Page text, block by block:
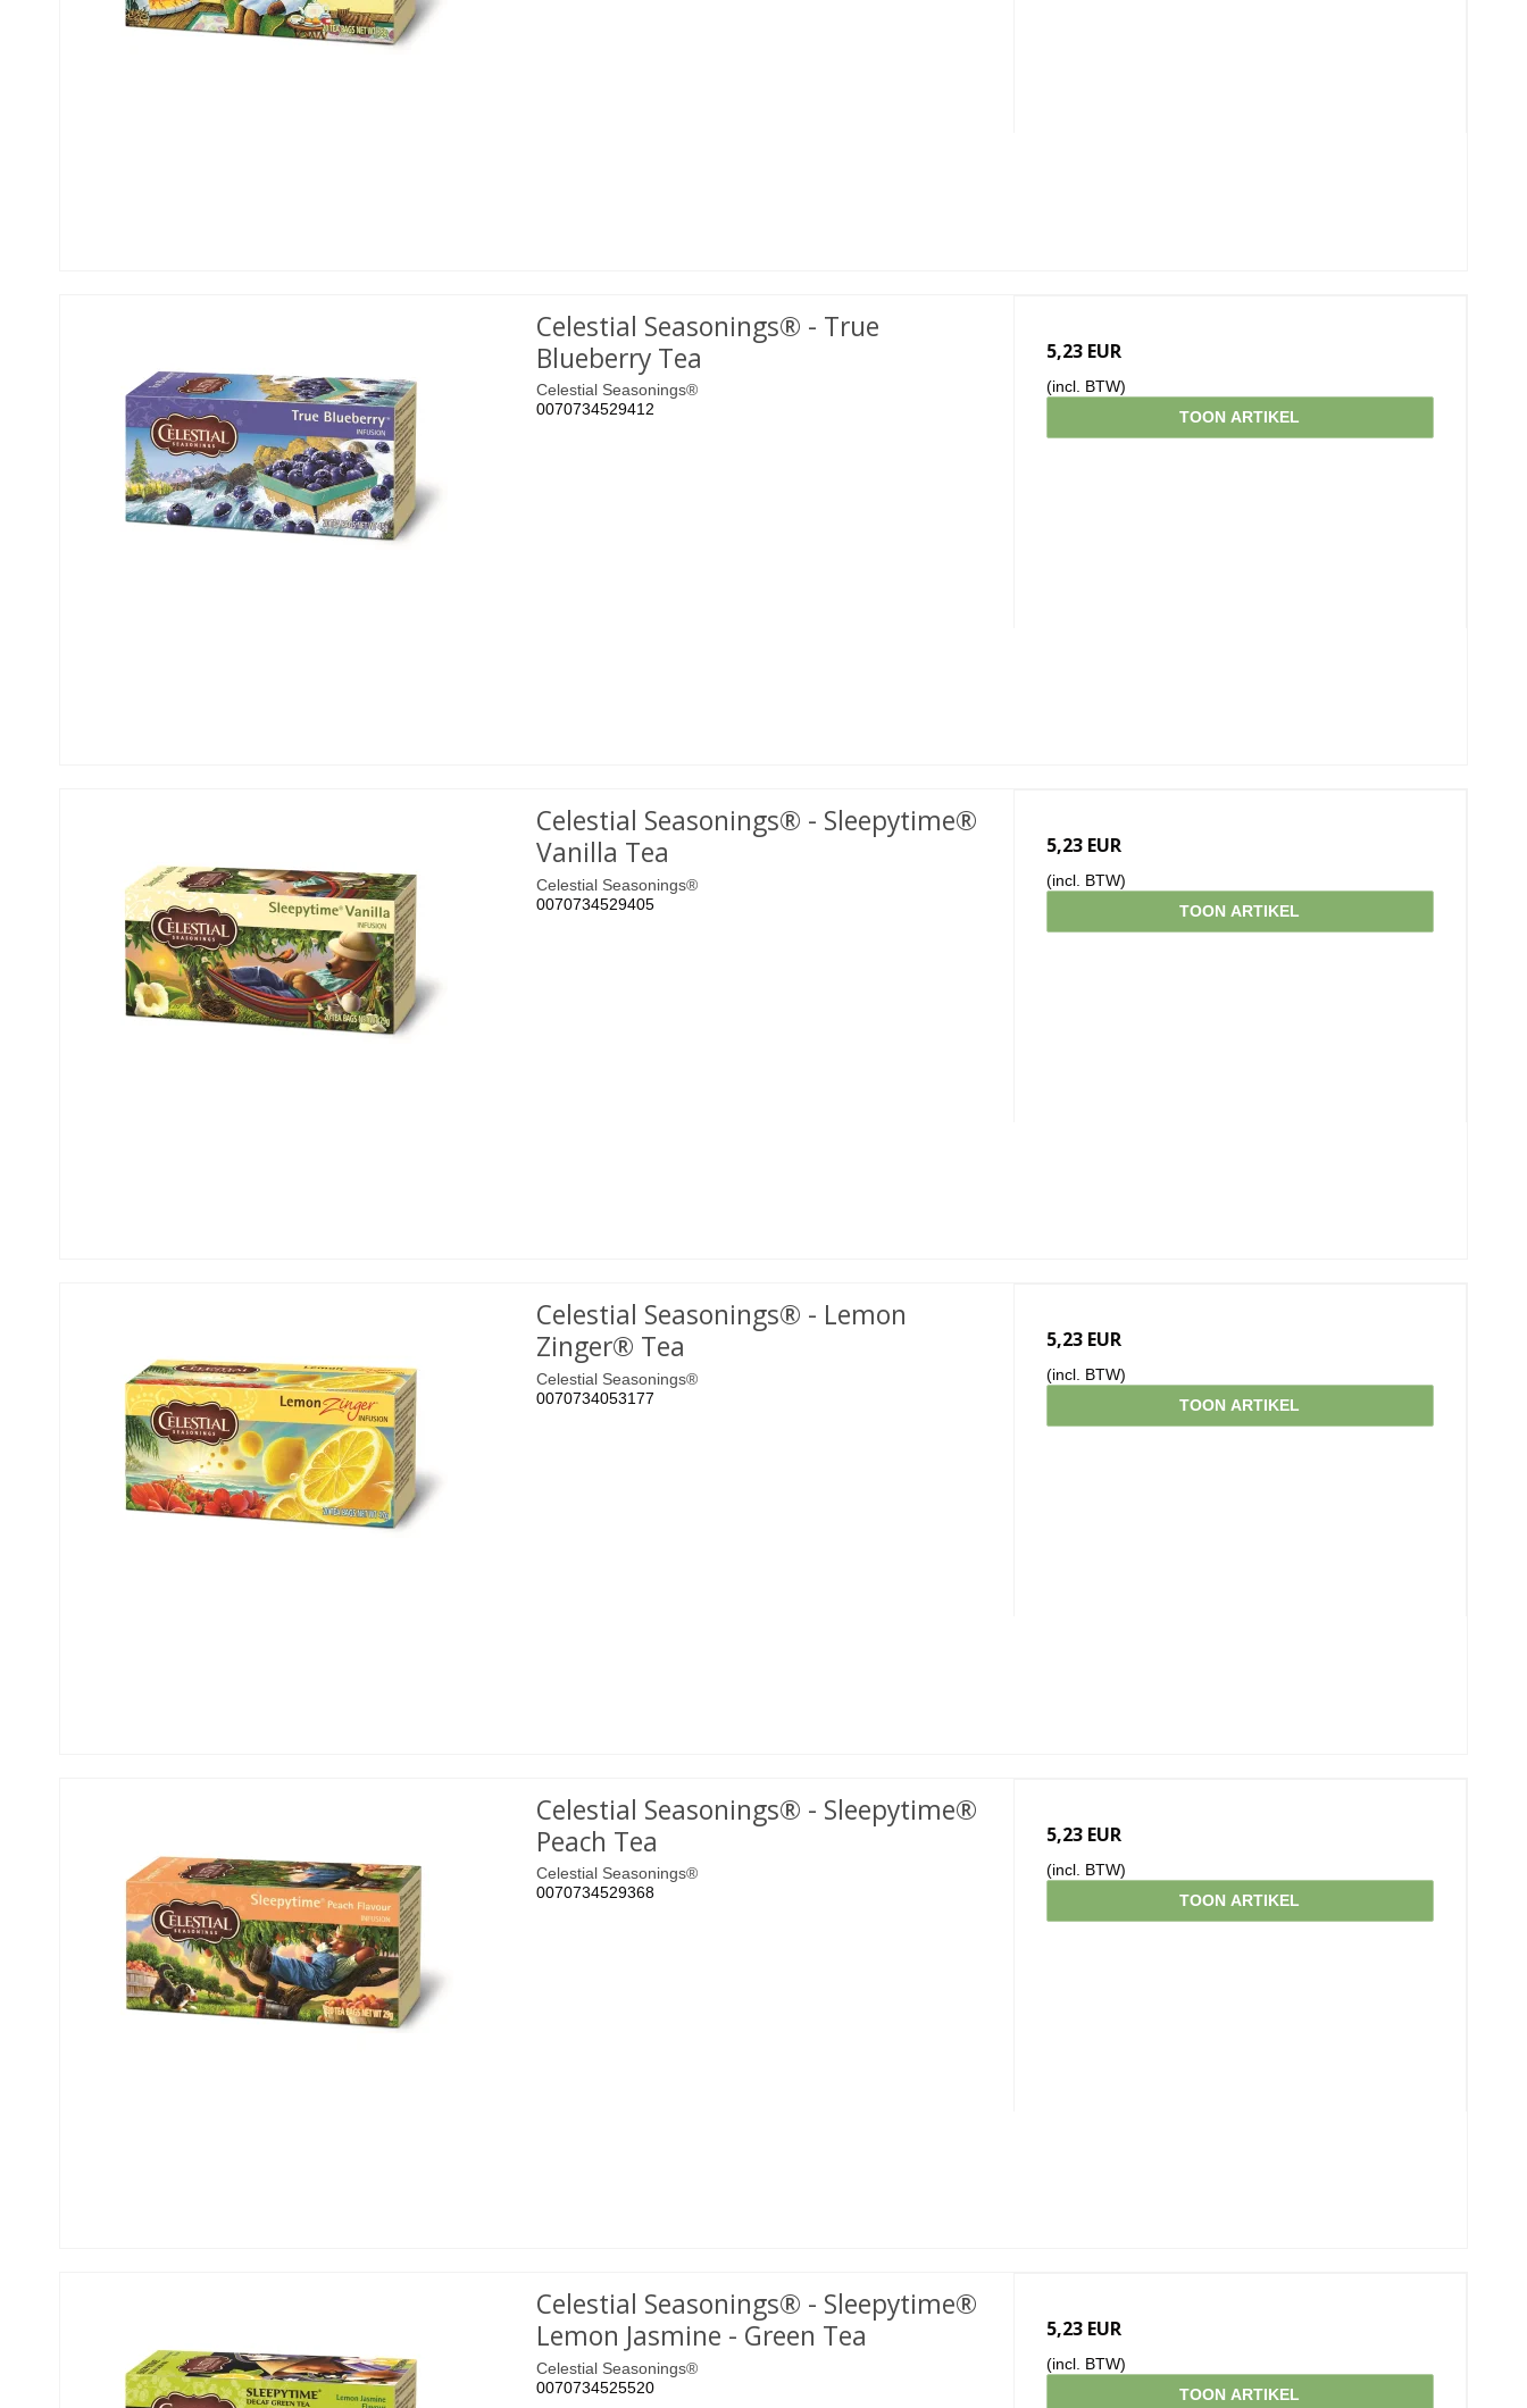
Celestial Seasonings® - True
Blueberry Tea
Celestial Seasonings®
0070734529412
5,23 EUR
(incl. BTW)
TOON ARTIKEL
Celestial Seasonings® - Sleepytime®
Vanilla Tea
Celestial Seasonings®
0070734529405
5,23 EUR
(incl. BTW)
TOON ARTIKEL
Celestial Seasonings® - Lemon
Zinger® Tea
Celestial Seasonings®
0070734053177
5,23 EUR
(incl. BTW)
TOON ARTIKEL
Celestial Seasonings® - Sleepytime®
Peach Tea
Celestial Seasonings®
0070734529368
5,23 EUR
(incl. BTW)
TOON ARTIKEL
Celestial Seasonings® - Sleepytime®
Lemon Jasmine - Green Tea
Celestial Seasonings®
0070734525520
5,23 EUR
(incl. BTW)
TOON ARTIKEL